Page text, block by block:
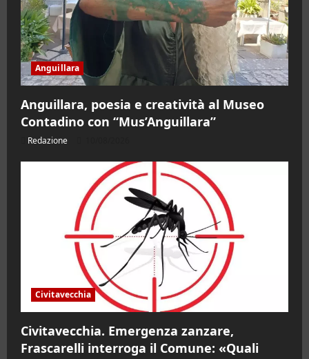
Anguillara
Anguillara, poesia e creatività al Museo
Contadino con “Mus’Anguillara”
Redazione
Civitavecchia
Civitavecchia. Emergenza zanzare,
Frascarelli interroga il Comune: «Quali